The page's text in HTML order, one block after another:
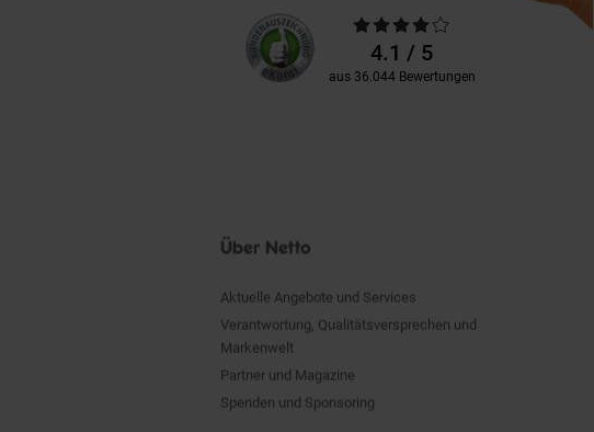
Unsere
Kundenbewertungen
Durchschnittliche
Bewertungen4.1 / 5
aus 36.044 Bewertungen
Verantwortung, Qualitätsversprechen und
Markenwelt
Partner und Magazine
Spenden und Sponsoring